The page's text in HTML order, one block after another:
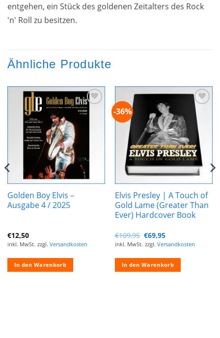
entgehen, ein Stück des goldenen Zeitalters des Rock
'n' Roll zu besitzen.
Ähnliche Produkte
Zur
hinzufügen
Golden Boy Elvis –
Ausgabe 4 / 2025
€12,50
inkl. MwSt. zzgl. Versandkosten
In den Warenkorb
-36%
Zur
Wunschliste
hinzufügen
Elvis Presley | A Touch of
Gold Lame (Greater Than
Ever) Hardcover Book
€109,95 Ursprünglicher
Preis
war:
€69,95Aktueller
Preis
ist:
inkl. MwSt. zzgl. Versandkosten
In den Warenkorb